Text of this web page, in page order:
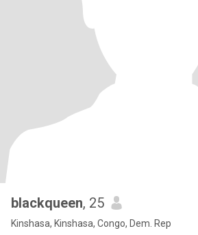
blackqueen, 25
Kinshasa, Kinshasa, Congo, Dem. Rep